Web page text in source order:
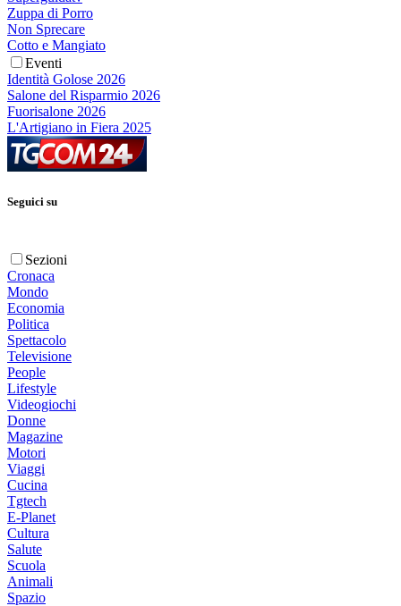
Zuppa di Porro
Non Sprecare
Cotto e Mangiato
Eventi
Identità Golose 2026
Salone del Risparmio 2026
Fuorisalone 2026
L'Artigiano in Fiera 2025
Seguici su
Sezioni
Cronaca
Mondo
Economia
Politica
Spettacolo
Televisione
People
Lifestyle
Videogiochi
Donne
Magazine
Motori
Viaggi
Cucina
Tgtech
E-Planet
Cultura
Salute
Scuola
Animali
Spazio